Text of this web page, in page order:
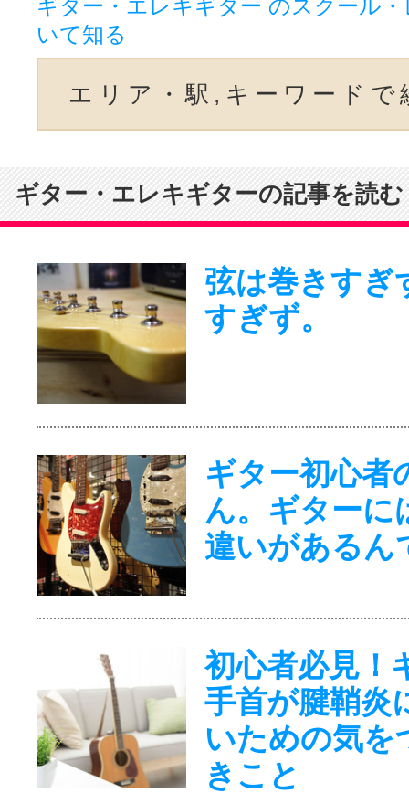
ギター・エレキギター のスクール
いて知る
エリア・駅,キーワードで
ギター・エレキギターの記事を読む
弦は巻きすぎ
すぎず。
ギター初心者
ん。ギターに
違いがあるん
初心者必見！
手首が腱鞘炎
いための気を
きこと